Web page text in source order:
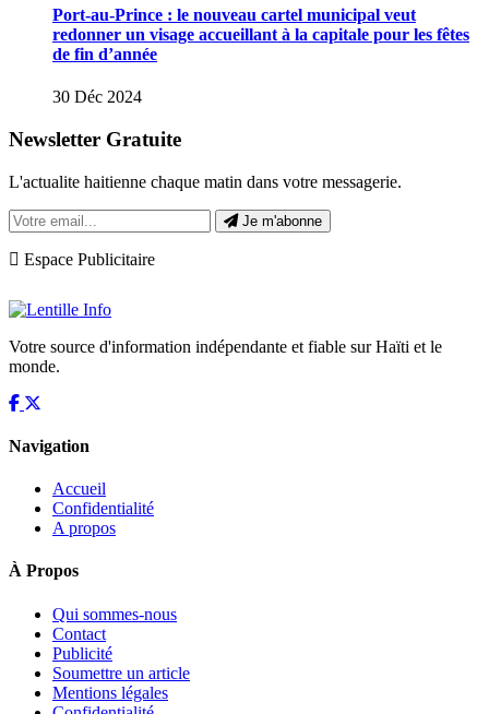
Port-au-Prince : le nouveau cartel municipal veut
redonner un visage accueillant à la capitale pour les fêtes
de fin d’année
30 Déc 2024
Newsletter Gratuite
L'actualite haitienne chaque matin dans votre messagerie.
Je m'abonne
Espace Publicitaire
Votre source d'information indépendante et fiable sur Haïti et le
monde.
Navigation
Accueil
Confidentialité
A propos
À Propos
Qui sommes-nous
Contact
Publicité
Soumettre un article
Mentions légales